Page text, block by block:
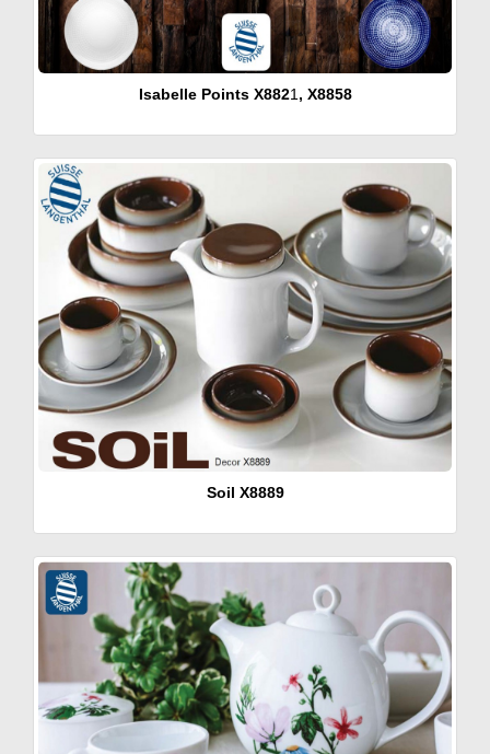
Isabelle Points X8821 , X8858
Soil X8889